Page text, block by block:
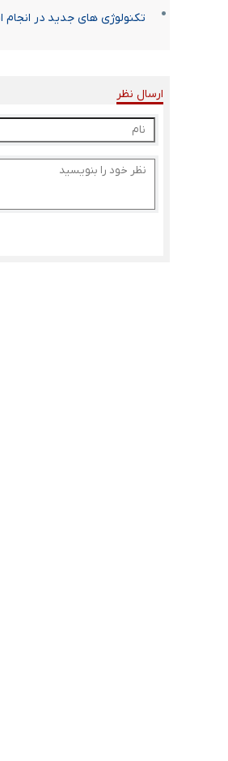
تکنولوژی های جدید در
ارسال نظر